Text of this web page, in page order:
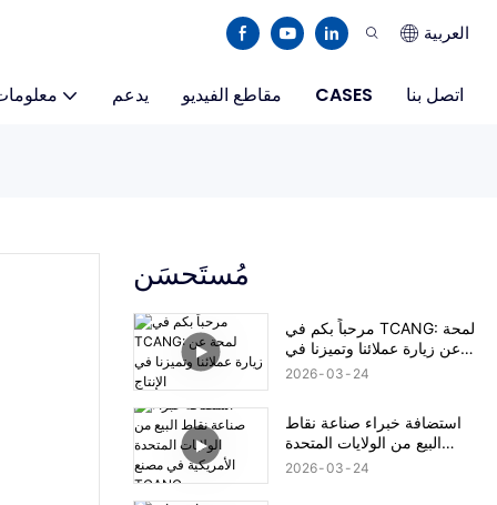
العربية
يدعم مقاطع الفيديو CASES اتصل بنا
مُستَحسَن
مرحباً بكم في TCANG: لمحة
عن زيارة عملائنا وتميزنا في
الإنتاج
2026 03 24
استضافة خبراء صناعة نقاط
البيع من الولايات المتحدة
2026 03 24